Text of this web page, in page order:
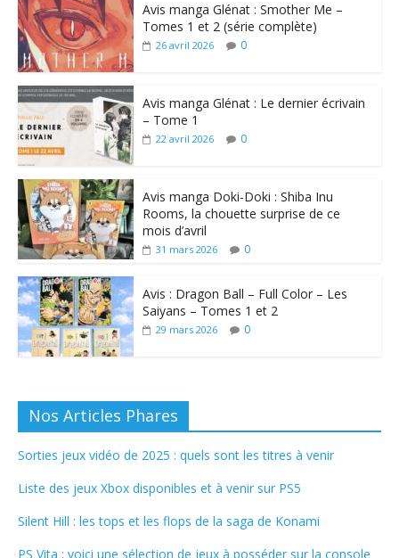
Avis manga Glénat : Smother Me –
Tomes 1 et 2 (série complète)
26 avril 2026 0
Avis manga Glénat : Le dernier écrivain
– Tome 1
22 avril 2026 0
Avis manga Doki-Doki : Shiba Inu
Rooms, la chouette surprise de ce
mois d’avril
31 mars 2026 0
Avis : Dragon Ball – Full Color – Les
Saiyans – Tomes 1 et 2
29 mars 2026 0
Nos Articles Phares
Sorties jeux vidéo de 2025 : quels sont les titres à venir
Liste des jeux Xbox disponibles et à venir sur PS5
Silent Hill : les tops et les flops de la saga de Konami
PS Vita : voici une sélection de jeux à posséder sur la console